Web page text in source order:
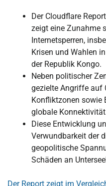
Der Cloudflare
zeigt eine Zunahme
Internetsperren,
Krisen und Wahlen
der Republik Kongo.
Neben politischer
gezielte Angriffe auf
Konfliktzonen sowie
globale
Diese Entwicklung
Verwundbarkeit der
geopolitische
Schäden an
Der Report zeigt im